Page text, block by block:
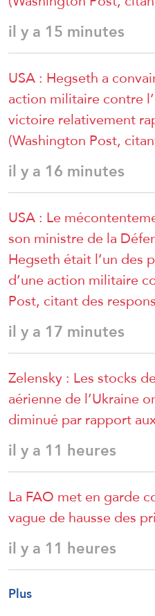
il y a 15 minutes
USA : Hegseth a
action militaire contre
victoire relativement
(Washington Post,
il y a 16 minutes
USA : Le
son ministre de la
Hegseth était l’un des
d’une action militaire
Post, citant des
il y a 17 minutes
Zelensky : Les stocks
aérienne de l’Ukraine
diminué par rapport
il y a 11 heures
La FAO met en garde
vague de hausse des
il y a 11 heures
Plus